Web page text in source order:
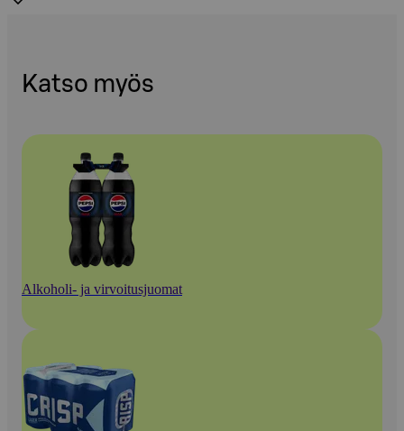
Katso myös
Alkoholi- ja virvoitusjuomat